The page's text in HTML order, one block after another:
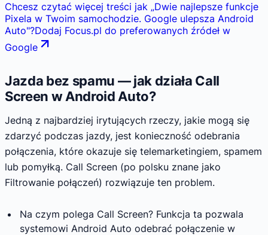
Chcesz czytać więcej treści jak „Dwie najlepsze funkcje
Pixela w Twoim samochodzie. Google ulepsza Android
Auto"?Dodaj Focus.pl do preferowanych źródeł w
Google
Jazda bez spamu — jak działa Call
Screen w Android Auto?
Jedną z najbardziej irytujących rzeczy, jakie mogą się
zdarzyć podczas jazdy, jest konieczność odebrania
połączenia, które okazuje się telemarketingiem, spamem
lub pomyłką. Call Screen (po polsku znane jako
Filtrowanie połączeń) rozwiązuje ten problem.
Na czym polega Call Screen? Funkcja ta pozwala
systemowi Android Auto odebrać połączenie w